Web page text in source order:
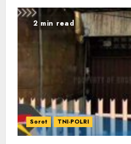
2 min read
Sorot TNI-POLRI